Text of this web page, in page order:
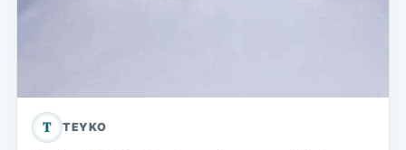
T TEYKO